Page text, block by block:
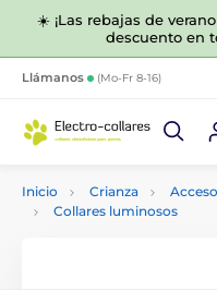
☀️ ¡Las rebajas de
descuento en
Llámanos (Mo-Fr 8-16)
Inicio Crianza
Collares luminosos